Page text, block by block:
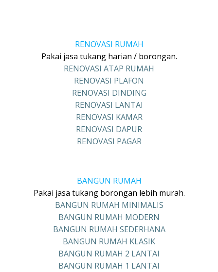
RENOVASI RUMAH
Pakai jasa tukang harian / borongan.
RENOVASI ATAP RUMAH
RENOVASI PLAFON
RENOVASI DINDING
RENOVASI LANTAI
RENOVASI KAMAR
RENOVASI DAPUR
RENOVASI PAGAR
BANGUN RUMAH
Pakai jasa tukang borongan lebih murah.
BANGUN RUMAH MINIMALIS
BANGUN RUMAH MODERN
BANGUN RUMAH SEDERHANA
BANGUN RUMAH KLASIK
BANGUN RUMAH 2 LANTAI
BANGUN RUMAH 1 LANTAI